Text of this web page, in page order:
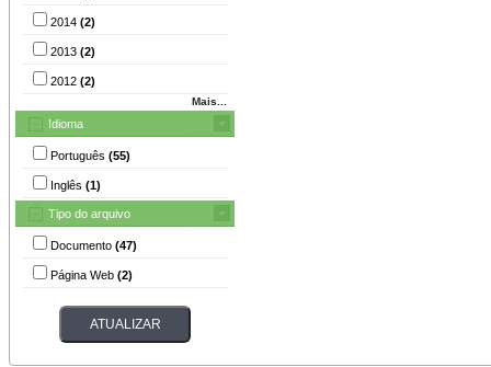
2014 (2)
2013 (2)
2012 (2)
Mais...
Idioma
Português (55)
Inglês (1)
Tipo do arquivo
Documento (47)
Página Web (2)